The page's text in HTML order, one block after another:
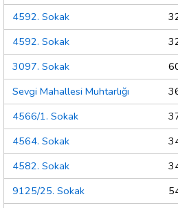
4592. Sokak
4592. Sokak
3097. Sokak
Sevgi Mahallesi Muhtarlığı
4566/1. Sokak
4564. Sokak
4582. Sokak
9125/25. Sokak